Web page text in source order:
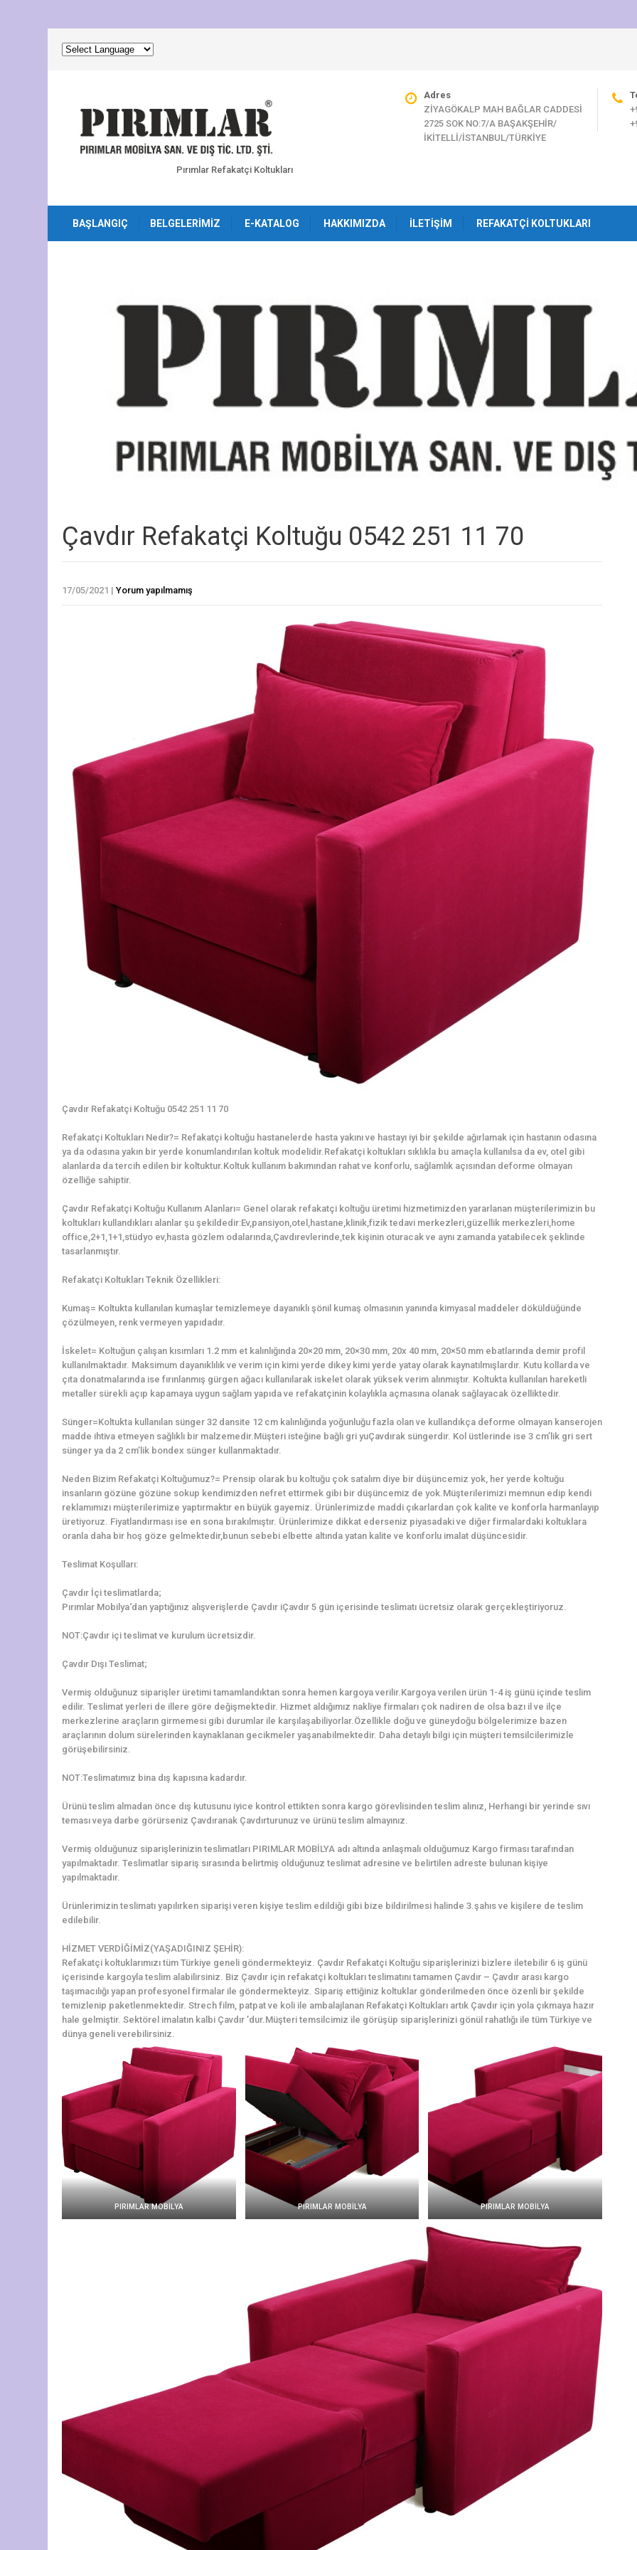
Pırımlar Refakatçi Koltukları
Adres
ZİYAGÖKALP MAH BAĞLAR CADDESİ
2725 SOK NO:7/A BAŞAKŞEHİR/
İKİTELLİ/İSTANBUL/TÜRKİYE
BAŞLANGIÇ BELGELERIMIZ E-KATALOG HAKKIMIZDA İLETIŞIM REFAKATÇI KOLTUKLARI
Çavdır Refakatçi Koltuğu 0542 251 11 70
17/05/2021 | Yorum yapılmamış
Çavdır Refakatçi Koltuğu 0542 251 11 70
Refakatçi Koltukları Nedir?= Refakatçi koltuğu hastanelerde hasta yakını ve hastayı iyi bir şekilde ağırlamak için hastanın odasına
ya da odasına yakın bir yerde konumlandırılan koltuk modelidir.Refakatçi koltukları sıklıkla bu amaçla kullanılsa da ev, otel gibi
alanlarda da tercih edilen bir koltuktur.Koltuk kullanım bakımından rahat ve konforlu, sağlamlık açısından deforme olmayan
özelliğe sahiptir.
Çavdır Refakatçi Koltuğu Kullanım Alanları= Genel olarak refakatçi koltuğu üretimi hizmetimizden yararlanan müşterilerimizin bu
koltukları kullandıkları alanlar şu şekildedir:Ev,pansiyon,otel,hastane,klinik,fizik tedavi merkezleri,güzellik merkezleri,home
office,2+1,1+1,stüdyo ev,hasta gözlem odalarında,Çavdırevlerinde,tek kişinin oturacak ve aynı zamanda yatabilecek şeklinde
tasarlanmıştır.
Refakatçi Koltukları Teknik Özellikleri:
Kumaş= Koltukta kullanılan kumaşlar temizlemeye dayanıklı şönil kumaş olmasının yanında kimyasal maddeler döküldüğünde
çözülmeyen, renk vermeyen yapıdadır.
İskelet= Koltuğun çalışan kısımları 1.2 mm et kalınlığında 20×20 mm, 20×30 mm, 20x 40 mm, 20×50 mm ebatlarında demir profil
kullanılmaktadır. Maksimum dayanıklılık ve verim için kimi yerde dikey kimi yerde yatay olarak kaynatılmışlardır. Kutu kollarda ve
çıta donatmalarında ise fırınlanmış gürgen ağacı kullanılarak iskelet olarak yüksek verim alınmıştır. Koltukta kullanılan hareketli
metaller sürekli açıp kapamaya uygun sağlam yapıda ve refakatçinin kolaylıkla açmasına olanak sağlayacak özelliktedir.
Sünger=Koltukta kullanılan sünger 32 dansite 12 cm kalınlığında yoğunluğu fazla olan ve kullandıkça deforme olmayan kanserojen
madde ihtiva etmeyen sağlıklı bir malzemedir.Müşteri isteğine bağlı gri yuÇavdırak süngerdir. Kol üstlerinde ise 3 cm’lik gri sert
sünger ya da 2 cm’lik bondex sünger kullanmaktadır.
Neden Bizim Refakatçi Koltuğumuz?= Prensip olarak bu koltuğu çok satalım diye bir düşüncemiz yok, her yerde koltuğu
insanların gözüne gözüne sokup kendimizden nefret ettirmek gibi bir düşüncemiz de yok.Müşterilerimizi memnun edip kendi
reklamımızı müşterilerimize yaptırmaktır en büyük gayemiz. Ürünlerimizde maddi çıkarlardan çok kalite ve konforla harmanlayıp
üretiyoruz. Fiyatlandırması ise en sona bırakılmıştır. Ürünlerimize dikkat ederseniz piyasadaki ve diğer firmalardaki koltuklara
oranla daha bir hoş göze gelmektedir,bunun sebebi elbette altında yatan kalite ve konforlu imalat düşüncesidir.
Teslimat Koşulları:
Çavdır İçi teslimatlarda;
Pırımlar Mobilya‘dan yaptığınız alışverişlerde Çavdır iÇavdır 5 gün içerisinde teslimatı ücretsiz olarak gerçekleştiriyoruz.
NOT:Çavdır içi teslimat ve kurulum ücretsizdir.
Çavdır Dışı Teslimat;
Vermiş olduğunuz siparişler üretimi tamamlandıktan sonra hemen kargoya verilir.Kargoya verilen ürün 1-4 iş günü içinde teslim
edilir. Teslimat yerleri de illere göre değişmektedir. Hizmet aldığımız nakliye firmaları çok nadiren de olsa bazı il ve ilçe
merkezlerine araçların girmemesi gibi durumlar ile karşılaşabiliyorlar.Özellikle doğu ve güneydoğu bölgelerimize bazen
araçlarının dolum sürelerinden kaynaklanan gecikmeler yaşanabilmektedir. Daha detaylı bilgi için müşteri temsilcilerimizle
görüşebilirsiniz.
NOT:Teslimatımız bina dış kapısına kadardır.
Ürünü teslim almadan önce dış kutusunu iyice kontrol ettikten sonra kargo görevlisinden teslim alınız, Herhangi bir yerinde sıvı
teması veya darbe görürseniz Çavdıranak Çavdırturunuz ve ürünü teslim almayınız.
Vermiş olduğunuz siparişlerinizin teslimatları PIRIMLAR MOBİLYA adı altında anlaşmalı olduğumuz Kargo firması tarafından
yapılmaktadır. Teslimatlar sipariş sırasında belirtmiş olduğunuz teslimat adresine ve belirtilen adreste bulunan kişiye
yapılmaktadır.
Ürünlerimizin teslimatı yapılırken siparişi veren kişiye teslim edildiği gibi bize bildirilmesi halinde 3.şahıs ve kişilere de teslim
edilebilir.
HİZMET VERDİĞİMİZ(YAŞADIĞINIZ ŞEHİR):
Refakatçi koltuklarımızı tüm Türkiye geneli göndermekteyiz. Çavdır Refakatçi Koltuğu siparişlerinizi bizlere iletebilir 6 iş günü
içerisinde kargoyla teslim alabilirsiniz. Biz Çavdır için refakatçi koltukları teslimatını tamamen Çavdır – Çavdır arası kargo
taşımacılığı yapan profesyonel firmalar ile göndermekteyiz. Sipariş ettiğiniz koltuklar gönderilmeden önce özenli bir şekilde
temizlenip paketlenmektedir. Strech film, patpat ve koli ile ambalajlanan Refakatçi Koltukları artık Çavdır için yola çıkmaya hazır
hale gelmiştir. Sektörel imalatın kalbi Çavdır ’dur.Müşteri temsilcimiz ile görüşüp siparişlerinizi gönül rahatlığı ile tüm Türkiye ve
dünya geneli verebilirsiniz.
PIRIMLAR MOBİLYA PIRIMLAR MOBİLYA PIRIMLAR MOBİLYA